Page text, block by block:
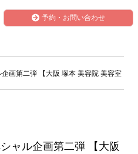
予約・お問い合わせ
画第二弾 【大阪 塚本 美容院 美容室
ャル企画第二弾 【大阪